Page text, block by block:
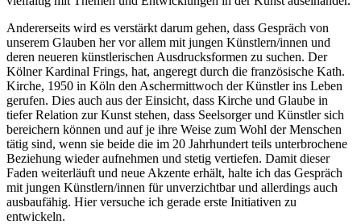
Andererseits wird es verstärkt darum gehen, dass Gespräch von
unserem Glauben her vor allem mit jungen Künstlern/innen und
deren neueren künstlerischen Ausdrucksformen zu suchen. Der
Kölner Kardinal Frings, hat, angeregt durch die französische Kath.
Kirche, 1950 in Köln den Aschermittwoch der Künstler ins Leben
gerufen. Dies auch aus der Einsicht, dass Kirche und Glaube in
tiefer Relation zur Kunst stehen, dass Seelsorger und Künstler sich
bereichern können und auf je ihre Weise zum Wohl der Menschen
tätig sind, wenn sie beide die im 20 Jahrhundert teils unterbrochene
Beziehung wieder aufnehmen und stetig vertiefen. Damit dieser
Faden weiterläuft und neue Akzente erhält, halte ich das Gespräch
mit jungen Künstlern/innen für unverzichtbar und allerdings auch
ausbaufähig. Hier versuche ich gerade erste Initiativen zu
entwickeln.